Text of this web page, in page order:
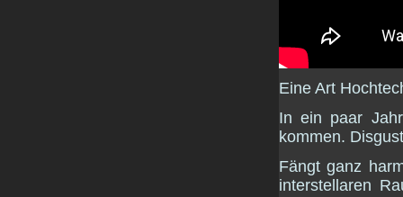
Eine Art
In ein paar
kommen.
Fängt ganz
interstellaren